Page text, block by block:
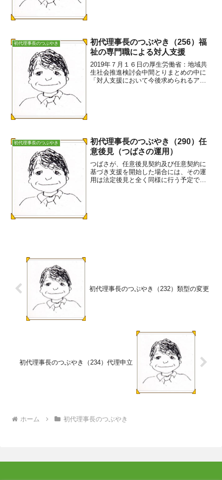
初代理事長のつぶやき
初代理事長のつぶやき（256）福
祉の専門職による対人支援
2019年７月１６日の厚生労働省：地域共
生社会推進検討会中間とりまとめの中に
「対人支援において今後求められるアプ
初代理事長のつぶやき
初代理事長のつぶやき（290）任
意後見（つばさの運用）
つばさが、任意後見契約及び任意契約に
基づき支援を開始した場合には、その運
用は法定後見と全く同様に行う予定で
初代理事長のつぶやき（232）類型の変更
初代理事長のつぶやき（234）代理申立
ホーム 初代理事長のつぶやき